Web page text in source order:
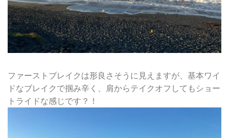
ファーストブレイクは形良さそうに見えますが、基本ワイ
ドなブレイクで掴み辛く、肩からテイクオフしてもショー
トライドな感じです？！